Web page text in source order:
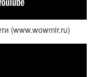
(www.wowmir.ru)